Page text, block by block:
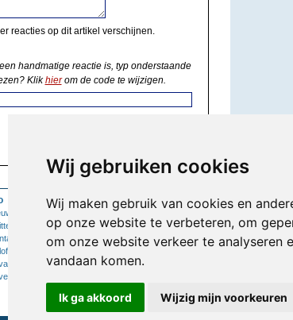
Wij gebruiken cookies
Wij maken gebruik van cookies en
op onze website te verbeteren, om
om onze website verkeer te analyseren
vandaan komen.
Ik ga akkoord Wijzig mijn voorkeuren
reacties op dit artikel verschijnen.
handmatige reactie is, typ onderstaande
Klikhierom de code te wijzigen.
Mijn Account
Inloggen